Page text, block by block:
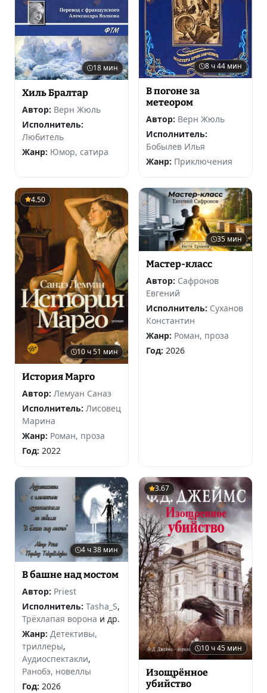
18 мин
Хиль Бралтар
Автор: Верн Жюль
Исполнитель:
Любитель
Жанр: Юмор, сатира
8 ч 44 мин
В погоне за
метеором
Автор: Верн Жюль
Исполнитель:
Бобылев Илья
Жанр: Приключения
4.50
10 ч 51 мин
История Марго
Автор: Лемуан Санаэ
Исполнитель: Лисовец
Марина
Жанр: Роман, проза
Год: 2022
35 мин
Мастер-класс
Автор: Сафронов
Евгений
Исполнитель: Суханов
Константин
Жанр: Роман, проза
Год: 2026
4 ч 38 мин
В башне над мостом
Автор: Priest
Исполнитель: Tasha_S,
Трёхлапая ворона и др.
Жанр: Детективы,
триллеры,
Аудиоспектакли,
Ранобэ, новеллы
Год: 2026
3.67
10 ч 45 мин
Изощрённое
убийство